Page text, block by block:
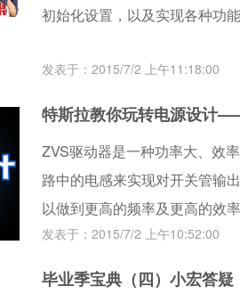
初始化设置，以及实现各种功
发表于：2015/7/2 上午11:18:00
特斯拉教你玩转电源设计
ZVS驱动器是一种功率大、效
路中的电感来实现对开关管输
以做到更高的频率及更高的效
产生高频正弦波的场合。
发表于：2015/7/2 上午10:52:00
毕业季宝典（四）小宏答